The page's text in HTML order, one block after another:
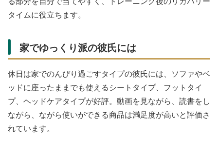
タイムに役立ちます。
家でゆっくり派の彼氏には
休日は家でのんびり過ごすタイプの彼氏には、ソファやベ
ッドに座ったままでも使えるシートタイプ、フットタイ
プ、ヘッドケアタイプが好評。動画を見ながら、読書をし
ながら、ながら使いができる商品は満足度が高いと評価さ
れています。